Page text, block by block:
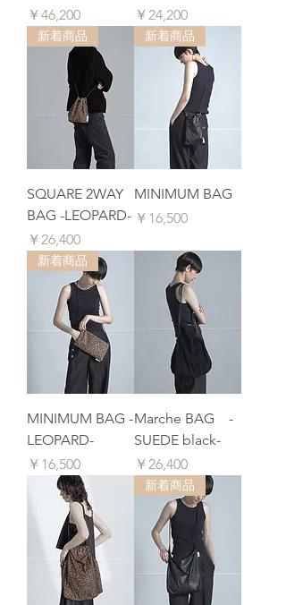
価格
￥46,200
価格
￥24,200
新着商品
SQUARE 2WAY
BAG -LEOPARD-
価格
￥26,400
新着商品
MINIMUM BAG
価格
￥16,500
新着商品
MINIMUM BAG -
LEOPARD-
価格
￥16,500
Marche BAG -
SUEDE black-
価格
￥26,400
新着商品